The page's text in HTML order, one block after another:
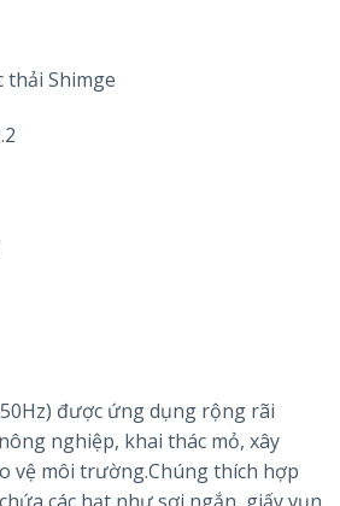
thải Shimge
được ứng dụng rộng rãi
nghiệp, khai thác mỏ, xây
vệ môi trường.Chúng thích hợp